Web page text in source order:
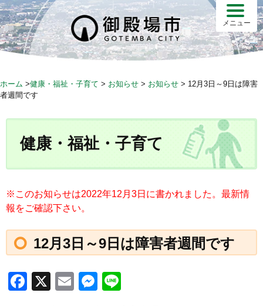
S
k
i
p
c
メニュー
ホーム >健康・福祉・子育て > お知らせ > お知らせ > 12月3日～9日は障害
者週間です
健康・福祉・子育て
※このお知らせは2022年12月3日に書かれました。最新情
報をご確認下さい。
12月3日～9日は障害者週間です
F
X
E
M